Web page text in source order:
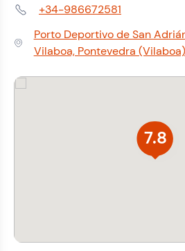
Teléfono:+34-986672581
Dirección:
Porto Deportivo de San
Vilaboa, Pontevedra (Vilaboa)
7.8